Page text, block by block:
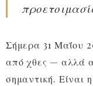
Σήμερα 31 Μαΐου
από χθες — αλλά
σημαντική. Είναι